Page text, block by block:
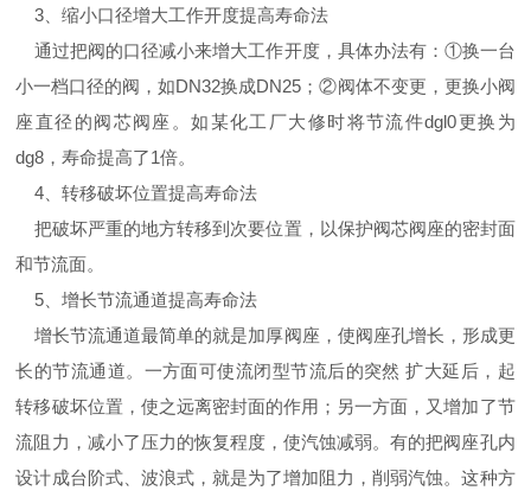
3、缩小口径增大工作开度提高寿命法
通过把阀的口径减小来增大工作开度，具体办法有：①换一台
小一档口径的阀，如DN32换成DN25；②阀体不变更，更换小阀
座直径的阀芯阀座。如某化工厂大修时将节流件dgl0更换为
dg8，寿命提高了1倍。
4、转移破坏位置提高寿命法
把破坏严重的地方转移到次要位置，以保护阀芯阀座的密封面
和节流面。
5、增长节流通道提高寿命法
增长节流通道最简单的就是加厚阀座，使阀座孔增长，形成更
长的节流通道。一方面可使流闭型节流后的突然 扩大延后，起
转移破坏位置，使之远离密封面的作用；另一方面，又增加了节
流阻力，减小了压力的恢复程度，使汽蚀减弱。有的把阀座孔内
设计成台阶式、波浪式，就是为了增加阻力，削弱汽蚀。这种方